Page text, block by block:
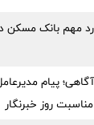
مهم بانک مسکن
پیام
روز خبرنگار